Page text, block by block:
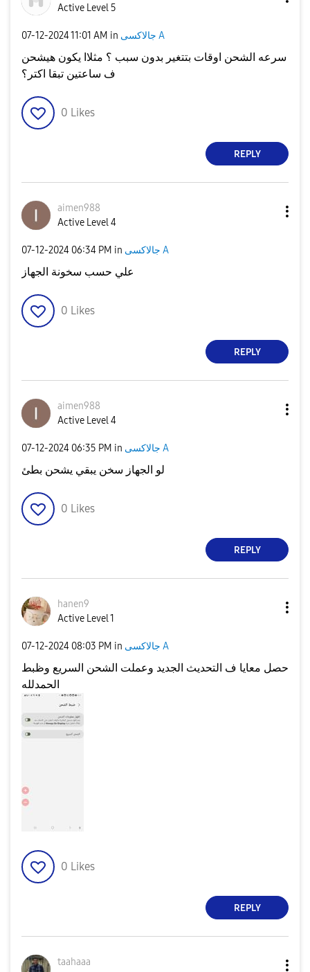
Active Level 5
‎07-12-202411:01 AM in جالاكسى A
سرعه الشحن اوقات بتتغير بدون سبب ؟ مثلاا يكون هيشحن
ف ساعتين تبقا اكتر؟
0 Likes
REPLY
aimen988
Active Level 4
‎07-12-2024 06:34 PM in جالاكسى A
علي حسب سخونة الجهاز
0 Likes
REPLY
aimen988
Active Level 4
‎07-12-2024 06:35 PM in جالاكسى A
لو الجهاز سخن يبقي يشحن بطئ
0 Likes
REPLY
hanen9
Active Level 1
‎07-12-2024 08:03 PM in جالاكسى A
حصل معايا ف التحديث الجديد وعملت الشحن السريع وظبط
الحمدلله
0 Likes
REPLY
taahaaa